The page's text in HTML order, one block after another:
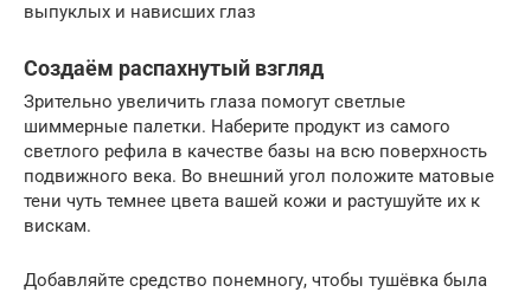
выпуклых и нависших глаз
Создаём распахнутый взгляд
Зрительно увеличить глаза помогут светлые
шиммерные палетки. Наберите продукт из самого
светлого рефила в качестве базы на всю поверхность
подвижного века. Во внешний угол положите матовые
тени чуть темнее цвета вашей кожи и растушуйте их к
вискам.
Добавляйте средство понемногу, чтобы тушёвка была